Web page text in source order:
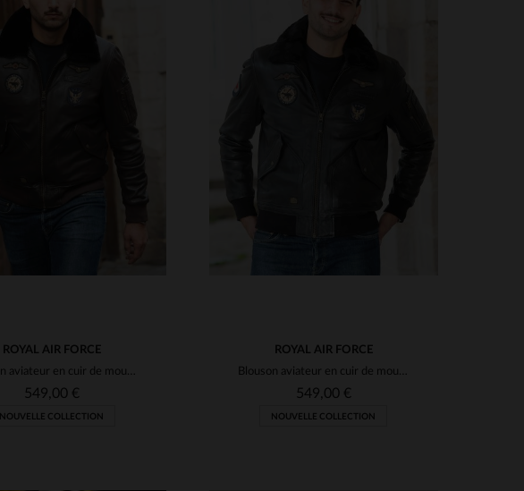
ROYAL AIR FORCE
Blouson aviateur en cuir de mouton marron foncé, doux et léger.
549,00 €
NOUVELLE COLLECTION
ROYAL AIR FORCE
Blouson aviateur en cuir de mouton noir, style RAF, coupe regular.
549,00 €
NOUVELLE COLLECTION